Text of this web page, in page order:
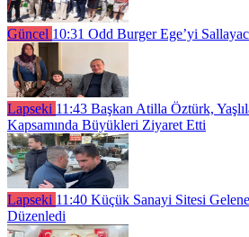
Güncel 10:31 Odd Burger Ege’yi
Lapseki 11:43 Başkan Atilla Öztürk,
Kapsamında Büyükleri Ziyaret Etti
Lapseki 11:40 Küçük Sanayi Sitesi
Düzenledi